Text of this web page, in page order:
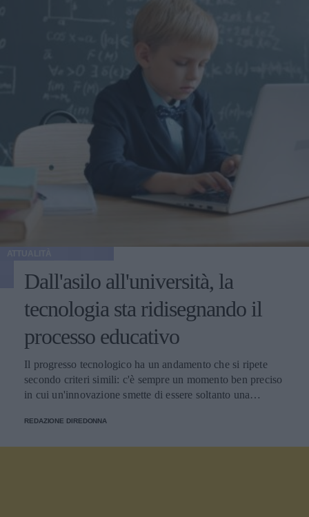
Dall'asilo all'università, la
tecnologia sta ridisegnando il
processo educativo
Il progresso tecnologico ha un andamento che si ripete
secondo criteri simili: c'è sempre un momento ben preciso
in cui un'innovazione smette di essere soltanto una
REDAZIONE DIREDONNA